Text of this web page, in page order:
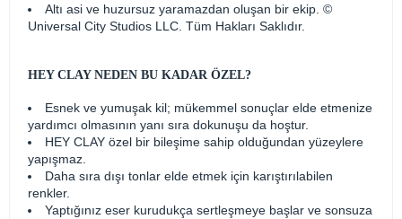
Altı asi ve huzursuz yaramazdan oluşan bir ekip. ©
Universal City Studios LLC. Tüm Hakları Saklıdır.
HEY CLAY NEDEN BU KADAR ÖZEL?
Esnek ve yumuşak kil; mükemmel sonuçlar elde etmenize
yardımcı olmasının yanı sıra dokunuşu da hoştur.
HEY CLAY özel bir bileşime sahip olduğundan yüzeylere
yapışmaz.
Daha sıra dışı tonlar elde etmek için karıştırılabilen
renkler.
Yaptığınız eser kurudukça sertleşmeye başlar ve sonsuza